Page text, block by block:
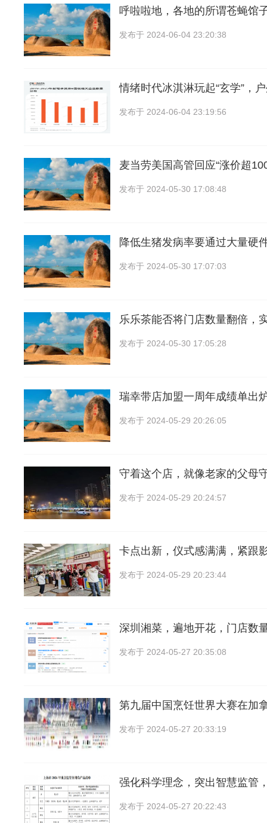
呼啦啦地，各地的所谓苍蝇馆
发布于 2024-06-04 23:20:38
情绪时代冰淇淋玩起“玄学”，
发布于 2024-06-04 23:19:56
麦当劳美国高管回应“涨价超
发布于 2024-05-30 17:08:48
降低生猪发病率要通过大量硬
发布于 2024-05-30 17:07:03
乐乐茶能否将门店数量翻倍，
发布于 2024-05-30 17:05:28
瑞幸带店加盟一周年成绩单出
发布于 2024-05-29 20:26:05
守着这个店，就像老家的父母
发布于 2024-05-29 20:24:57
卡点出新，仪式感满满，紧跟
发布于 2024-05-29 20:23:44
深圳湘菜，遍地开花，门店数
发布于 2024-05-27 20:35:08
第九届中国烹饪世界大赛在加
发布于 2024-05-27 20:33:19
强化科学理念，突出智慧监管
发布于 2024-05-27 20:22:43